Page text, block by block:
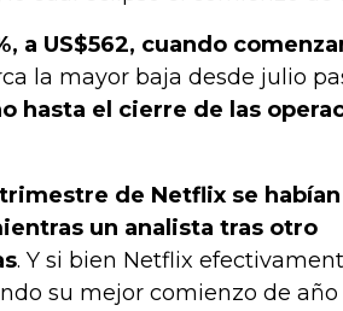
a US$562, cuando
la mayor baja desde julio
hasta el cierre de las
de Netflix se habían
un analista tras otro
. Y si bien Netflix
su mejor comienzo de año